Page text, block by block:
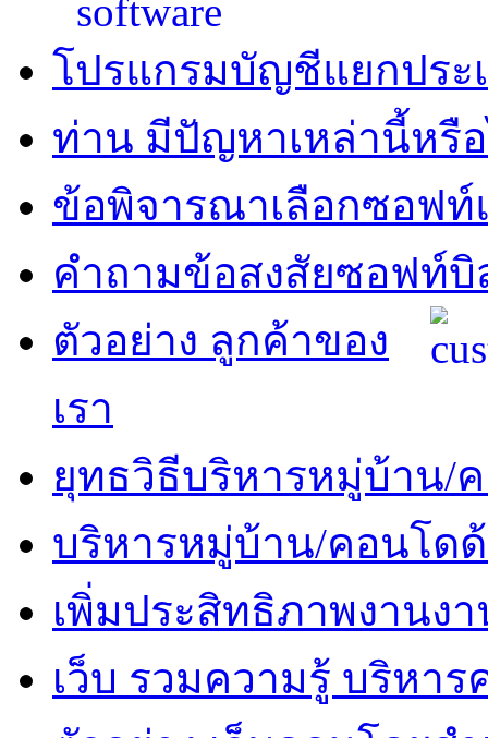
โปรแกรมบัญชีแยกประ
ท่าน มีปัญหาเหล่านี้หรื
ข้อพิจารณาเลือกซอฟท์
คำถามข้อสงสัยซอฟท์บิ
ตัวอย่าง ลูกค้าของ
เรา
ยุทธวิธีบริหารหมู่บ้าน/
บริหารหมู่บ้าน/คอนโด
เพิ่มประสิทธิภาพงานง
เว็บ รวมความรู้ บริหาร